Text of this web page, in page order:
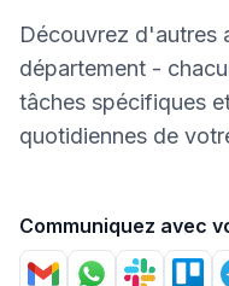
Découvrez d'autres
département -
tâches spécifiques
quotidiennes de
Communiquez avec